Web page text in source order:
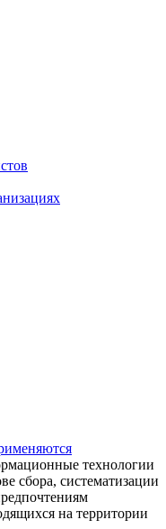
технологии
сбора, систематизации
на территории